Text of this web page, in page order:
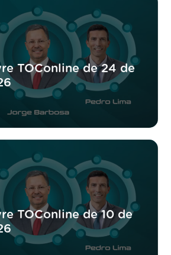
TOConline de 24 de
TOConline de 10 de